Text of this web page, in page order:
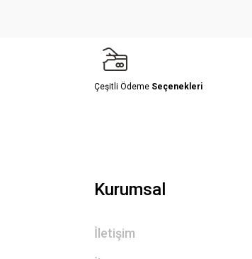
Çeşitli Ödeme Seçenekleri
Kurumsal
İletişim